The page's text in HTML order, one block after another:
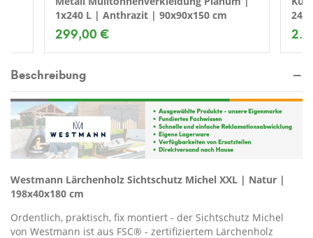
1x240 L | Anthrazit | 90x90x150 cm
299,00 €
Beschreibung
Westmann Lärchenholz Sichtschutz Michel XXL | Natur |
198x40x180 cm
Ordentlich, praktisch, fix montiert - der Sichtschutz Michel
von Westmann ist aus FSC® - zertifiziertem Lärchenholz